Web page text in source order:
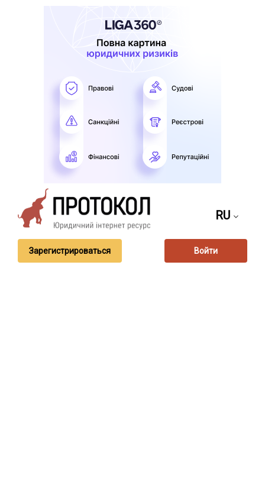
RU
Зарегистрироваться Войти